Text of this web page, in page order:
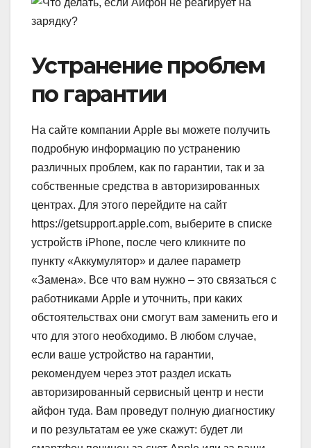
Устранение проблем
по гарантии
На сайте компании Apple вы можете получить
подробную информацию по устранению
различных проблем, как по гарантии, так и за
собственные средства в авторизированных
центрах. Для этого перейдите на сайт
https://getsupport.apple.com, выберите в списке
устройств iPhone, после чего кликните по
пункту «Аккумулятор» и далее параметр
«Замена». Все что вам нужно – это связаться с
работниками Apple и уточнить, при каких
обстоятельствах они смогут вам заменить его и
что для этого необходимо. В любом случае,
если ваше устройство на гарантии,
рекомендуем через этот раздел искать
авторизированный сервисный центр и нести
айфон туда. Вам проведут полную диагностику
и по результатам ее уже скажут: будет ли